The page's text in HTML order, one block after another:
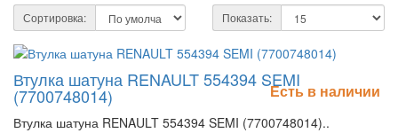
Сортировка: Показать:
Втулка шатуна RENAULT 554394 SEMI
(7700748014)
Втулка шатуна RENAULT 554394 SEMI (7700748014)..
Есть в наличии